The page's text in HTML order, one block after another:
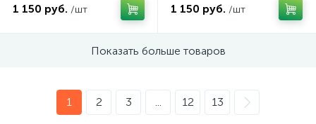
1 150 руб. /шт 1 150 руб. /шт
Показать больше товаров
1 2 3 ... 12 13